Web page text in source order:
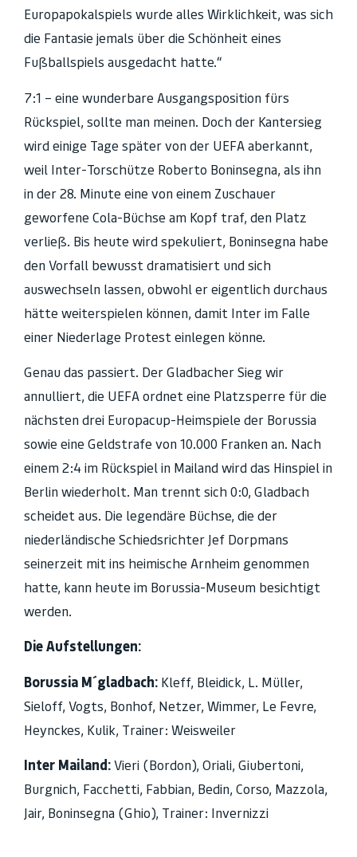
Europapokalspiels wurde alles Wirklichkeit, was sich
die Fantasie jemals über die Schönheit eines
Fußballspiels ausgedacht hatte.“
7:1 – eine wunderbare Ausgangsposition fürs
Rückspiel, sollte man meinen. Doch der Kantersieg
wird einige Tage später von der UEFA aberkannt,
weil Inter-Torschütze Roberto Boninsegna, als ihn
in der 28. Minute eine von einem Zuschauer
geworfene Cola-Büchse am Kopf traf, den Platz
verließ. Bis heute wird spekuliert, Boninsegna habe
den Vorfall bewusst dramatisiert und sich
auswechseln lassen, obwohl er eigentlich durchaus
hätte weiterspielen können, damit Inter im Falle
einer Niederlage Protest einlegen könne.
Genau das passiert. Der Gladbacher Sieg wir
annulliert, die UEFA ordnet eine Platzsperre für die
nächsten drei Europacup-Heimspiele der Borussia
sowie eine Geldstrafe von 10.000 Franken an. Nach
einem 2:4 im Rückspiel in Mailand wird das Hinspiel in
Berlin wiederholt. Man trennt sich 0:0, Gladbach
scheidet aus. Die legendäre Büchse, die der
niederländische Schiedsrichter Jef Dorpmans
seinerzeit mit ins heimische Arnheim genommen
hatte, kann heute im Borussia-Museum besichtigt
werden.
Die Aufstellungen:
Borussia M´gladbach: Kleff, Bleidick, L. Müller,
Sieloff, Vogts, Bonhof, Netzer, Wimmer, Le Fevre,
Heynckes, Kulik, Trainer: Weisweiler
Inter Mailand: Vieri (Bordon), Oriali, Giubertoni,
Burgnich, Facchetti, Fabbian, Bedin, Corso, Mazzola,
Jair, Boninsegna (Ghio), Trainer: Invernizzi